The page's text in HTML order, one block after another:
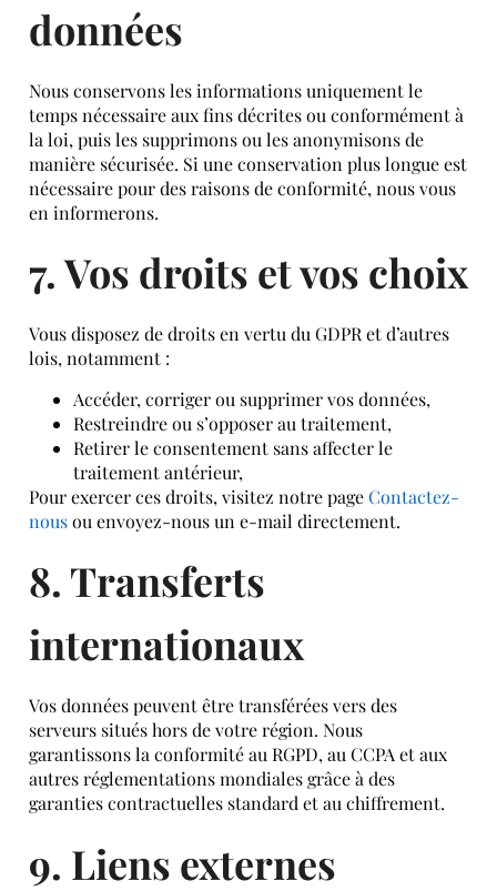
données
Nous conservons les informations uniquement le
temps nécessaire aux fins décrites ou conformément à
la loi, puis les supprimons ou les anonymisons de
manière sécurisée. Si une conservation plus longue est
nécessaire pour des raisons de conformité, nous vous
en informerons.
7. Vos droits et vos choix
Vous disposez de droits en vertu du GDPR et d’autres
lois, notamment :
Accéder, corriger ou supprimer vos données,
Restreindre ou s’opposer au traitement,
Retirer le consentement sans affecter le
traitement antérieur,
Pour exercer ces droits, visitez notre pageContactez-
nousou envoyez-nous un e-mail directement.
8. Transferts
internationaux
Vos données peuvent être transférées vers des
serveurs situés hors de votre région. Nous
garantissons la conformité au RGPD, au CCPA et aux
autres réglementations mondiales grâce à des
garanties contractuelles standard et au chiffrement.
9. Liens externes